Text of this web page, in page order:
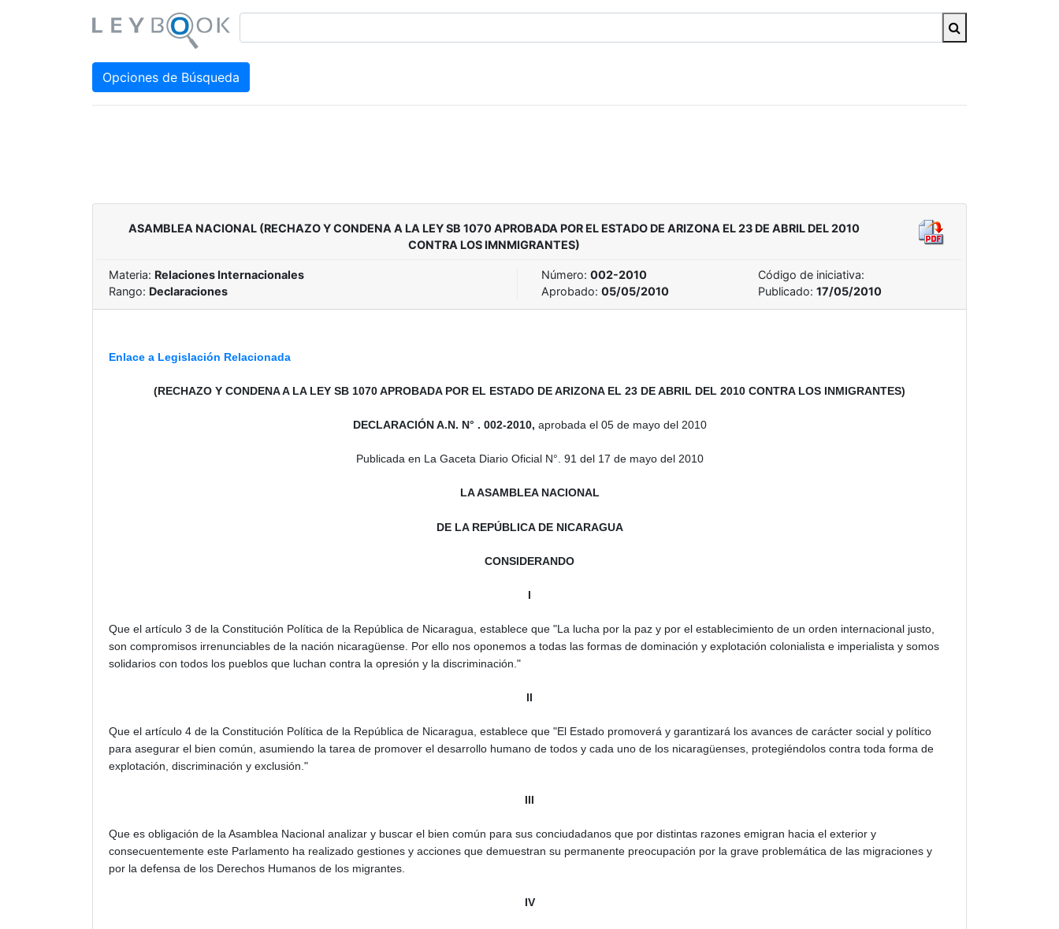
Opciones de Búsqueda
ASAMBLEA NACIONAL (RECHAZO Y CONDENA A LA LEY SB 1070 APROBADA POR EL ESTADO DE ARIZONA EL 23 DE ABRIL DEL 2010
CONTRA LOS IMNMIGRANTES)
Materia: Relaciones Internacionales
Rango: Declaraciones
Número: 002-2010
Código de iniciativa:
Aprobado: 05/05/2010 Publicado: 17/05/2010
Enlace a Legislación Relacionada
(RECHAZO Y CONDENA A LA LEY SB 1070 APROBADA POR EL ESTADO DE ARIZONA EL 23 DE ABRIL DEL 2010 CONTRA LOS INMIGRANTES)
DECLARACIÓN A.N. N° . 002-2010, aprobada el 05 de mayo del 2010
Publicada en La Gaceta Diario Oficial N°. 91 del 17 de mayo del 2010
LA ASAMBLEA NACIONAL
DE LA REPÚBLICA DE NICARAGUA
CONSIDERANDO
I
Que el artículo 3 de la Constitución Política de la República de Nicaragua, establece que "La lucha por la paz y por el establecimiento de un orden internacional justo,
son compromisos irrenunciables de la nación nicaragüense. Por ello nos oponemos a todas las formas de dominación y explotación colonialista e imperialista y somos
solidarios con todos los pueblos que luchan contra la opresión y la discriminación."
II
Que el artículo 4 de la Constitución Política de la República de Nicaragua, establece que "El Estado promoverá y garantizará los avances de carácter social y político
para asegurar el bien común, asumiendo la tarea de promover el desarrollo humano de todos y cada uno de los nicaragüenses, protegiéndolos contra toda forma de
explotación, discriminación y exclusión."
III
Que es obligación de la Asamblea Nacional analizar y buscar el bien común para sus conciudadanos que por distintas razones emigran hacia el exterior y
consecuentemente este Parlamento ha realizado gestiones y acciones que demuestran su permanente preocupación por la grave problemática de las migraciones y
por la defensa de los Derechos Humanos de los migrantes.
IV